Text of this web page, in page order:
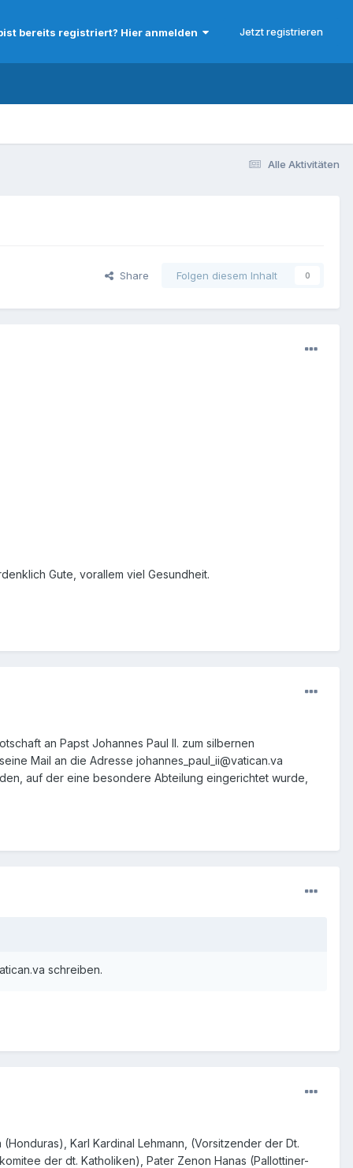
bereits registriert? Hier anmelden Jetzt registrieren
Alle Aktivitäten
Share Folgen diesem Inhalt 0
Gute, vorallem viel Gesundheit.
an Papst Johannes Paul II. zum silbernen
Mail an die Adresse johannes_paul_ii@vatican.va
auf der eine besondere Abteilung eingerichtet wurde,
schreiben.
Karl Kardinal Lehmann, (Vorsitzender der Dt.
der dt. Katholiken), Pater Zenon Hanas (Pallottiner-